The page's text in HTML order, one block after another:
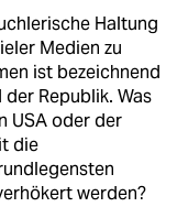
Haltung
Medien zu
ist bezeichnend
Republik. Was
USA oder der
die
werden?